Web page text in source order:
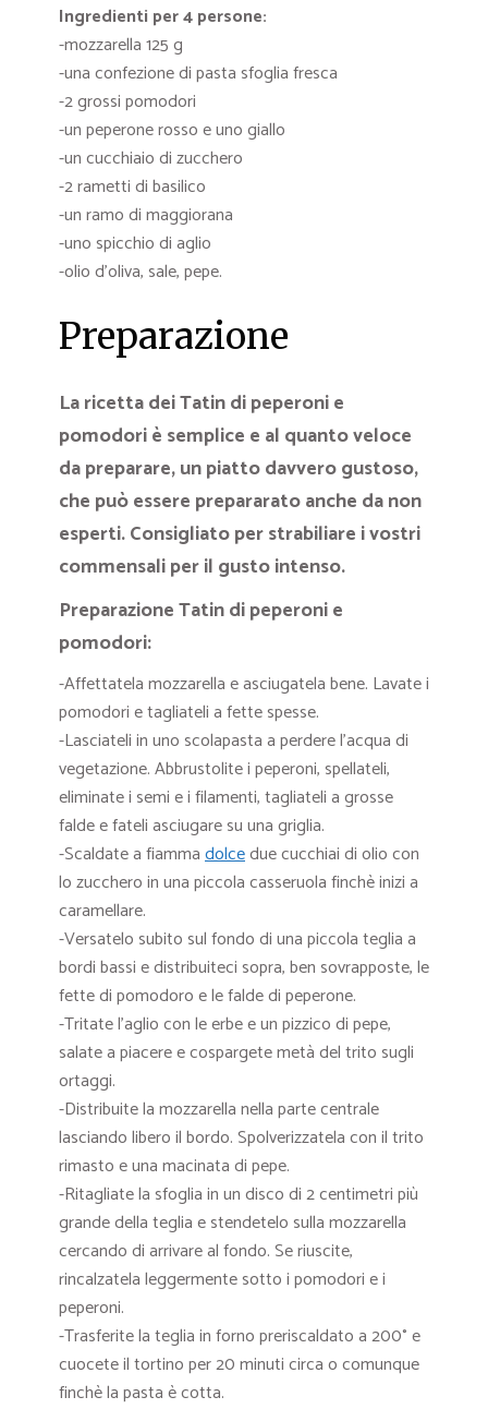
Ingredienti per 4 persone:
-mozzarella 125 g
-una confezione di pasta sfoglia fresca
-2 grossi pomodori
-un peperone rosso e uno giallo
-un cucchiaio di zucchero
-2 rametti di basilico
-un ramo di maggiorana
-uno spicchio di aglio
-olio d’oliva, sale, pepe.
Preparazione
La ricetta dei Tatin di peperoni e
pomodori è semplice e al quanto veloce
da preparare, un piatto davvero gustoso,
che può essere prepararato anche da non
esperti. Consigliato per strabiliare i vostri
commensali per il gusto intenso.
Preparazione Tatin di peperoni e
pomodori:
-Affettatela mozzarella e asciugatela bene. Lavate i
pomodori e tagliateli a fette spesse.
-Lasciateli in uno scolapasta a perdere l’acqua di
vegetazione. Abbrustolite i peperoni, spellateli,
eliminate i semi e i filamenti, tagliateli a grosse
falde e fateli asciugare su una griglia.
-Scaldate a fiammadolcedue cucchiai di olio con
lo zucchero in una piccola casseruola finchè inizi a
caramellare.
-Versatelo subito sul fondo di una piccola teglia a
bordi bassi e distribuiteci sopra, ben sovrapposte, le
fette di pomodoro e le falde di peperone.
-Tritate l’aglio con le erbe e un pizzico di pepe,
salate a piacere e cospargete metà del trito sugli
ortaggi.
-Distribuite la mozzarella nella parte centrale
lasciando libero il bordo. Spolverizzatela con il trito
rimasto e una macinata di pepe.
-Ritagliate la sfoglia in un disco di 2 centimetri più
grande della teglia e stendetelo sulla mozzarella
cercando di arrivare al fondo. Se riuscite,
rincalzatela leggermente sotto i pomodori e i
peperoni.
-Trasferite la teglia in forno preriscaldato a 200° e
cuocete il tortino per 20 minuti circa o comunque
finchè la pasta è cotta.